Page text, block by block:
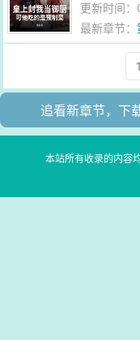
更新时间
最新章节：
追看新章节，下
本站所有收录的内容